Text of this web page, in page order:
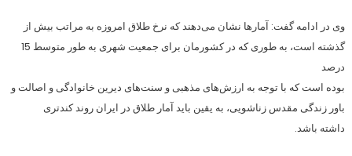
وی در ادامه گفت: آمارها نشان می‌دهند که نرخ طلاق امروزه به مراتب بیش از
گذشته است، به طوری که در کشورمان برای جمعیت شهری به طور متوسط 15
درصد
بوده است که با توجه به ارزش‌های مذهبی و سنت‌های دیرین خانوادگی و اصالت و
باور زندگی مقدس زناشویی، به یقین باید آمار طلاق در ایران روند کندتری
داشته باشد.